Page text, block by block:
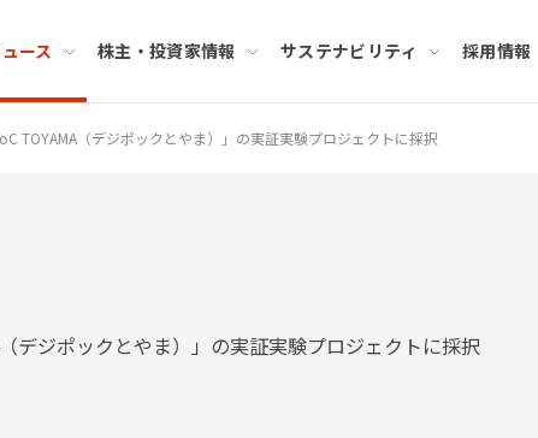
ース 株主・投資家情報 サステナビリティ 採用情報
TOYAMA（デジポックとやま）」の実証実験プロジェクトに採択
デジポックとやま）」の実証実験プロジェクトに採択